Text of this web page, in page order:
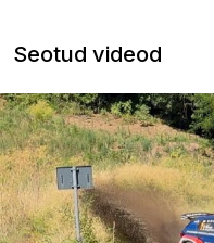
Seotud videod